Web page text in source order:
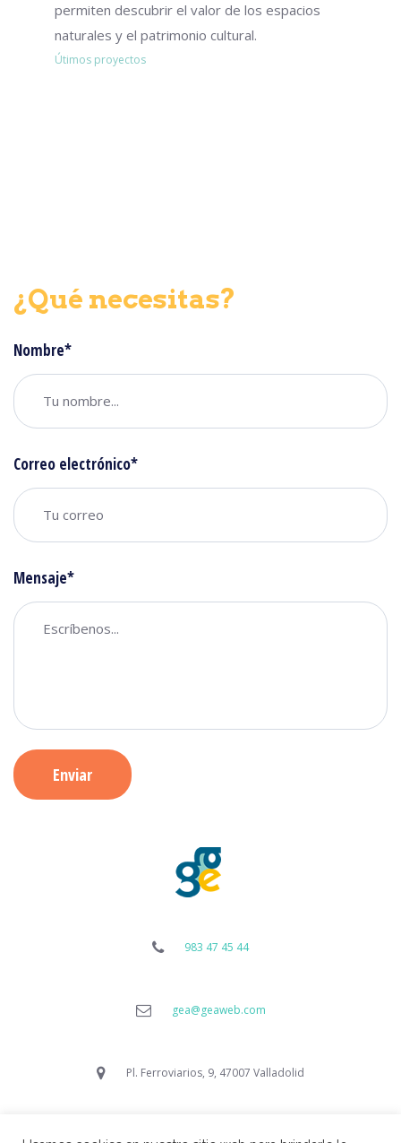
permiten descubrir el valor de los espacios
naturales y el patrimonio cultural.
Útimos proyectos
¿Qué necesitas?
Nombre*
Correo electrónico*
Mensaje*
983 47 45 44
gea@geaweb.com
Pl. Ferroviarios, 9, 47007 Valladolid